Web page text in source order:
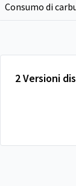
Consumo di
2 Versioni